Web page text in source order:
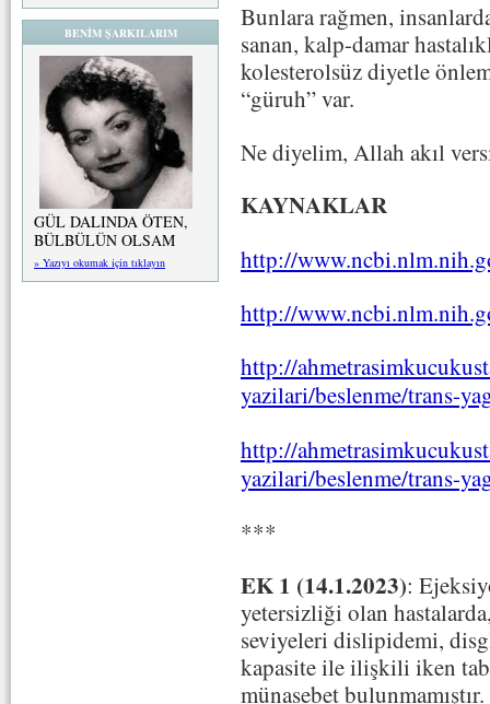
BENİM ŞARKILARIM
GÜL DALINDA ÖTEN,
BÜLBÜLÜN OLSAM
» Yazıyı okumak için tıklayın
Bunlara rağmen,
sanan, kalp-damar
kolesterolsüz diyetle
“güruh” var.
Ne diyelim, Allah akıl
KAYNAKLAR
http://
http://
http://
yazilari/beslenme/trans-
http://
yazilari/beslenme/trans-
***
EK 1 (14.1.2023):
yetersizliği olan
seviyeleri dislipidemi,
kapasite ile ilişkili iken
münasebet bulunmamıştır.